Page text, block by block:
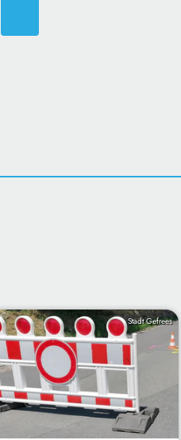
Stadt Gefrees